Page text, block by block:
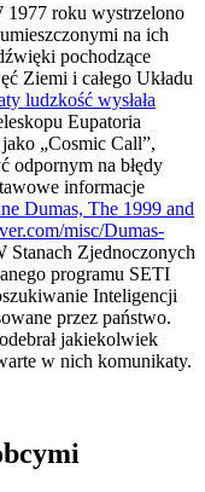
1977 roku wystrzelono
na ich
pochodzące
Ziemi i całego Układu
ludzkość wysłała
Eupatoria
„Cosmic Call”,
odpornym na błędy
informacje
Dumas, The 1999 and
misc/Dumas-
Stanach Zjednoczonych
programu SETI
Inteligencji
przez państwo.
jakiekolwiek
w nich komunikaty.